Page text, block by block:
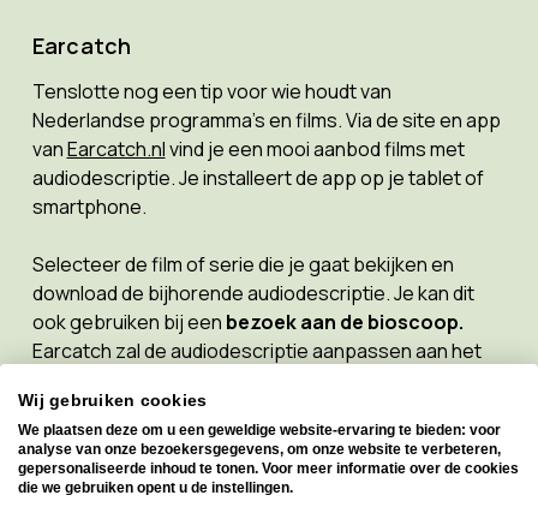
Earcatch
Tenslotte nog een tip voor wie houdt van
Nederlandse programma’s en films. Via de site en app
vanEarcatch.nlvind je een mooi aanbod films met
audiodescriptie. Je installeert de app op je tablet of
smartphone.
Selecteer de film of serie die je gaat bekijken en
download de bijhorende audiodescriptie. Je kan dit
ook gebruiken bij een bezoek aan de bioscoop.
Earcatch zal de audiodescriptie aanpassen aan het
Wij gebruiken cookies
We plaatsen deze om u een geweldige website-ervaring te bieden: voor
analyse van onze bezoekersgegevens, om onze website te verbeteren,
gepersonaliseerde inhoud te tonen. Voor meer informatie over de cookies
die we gebruiken opent u de instellingen.